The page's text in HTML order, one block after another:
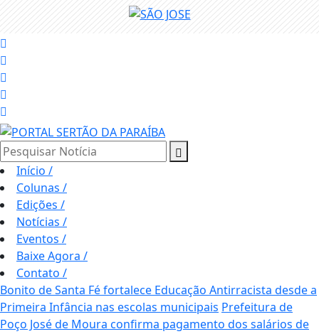
Pesquisar Notícia
Início /
Colunas /
Edições /
Notícias /
Eventos /
Baixe Agora /
Contato /
Bonito de Santa Fé fortalece Educação Antirracista desde a
Primeira Infância nas escolas municipais Prefeitura de
Poço José de Moura confirma pagamento dos salários de